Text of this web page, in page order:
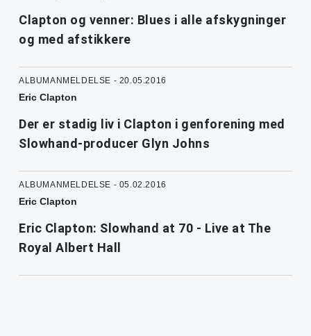
Clapton og venner: Blues i alle afskygninger
og med afstikkere
ALBUMANMELDELSE - 20.05.2016
Eric Clapton
Der er stadig liv i Clapton i genforening med
Slowhand-producer Glyn Johns
ALBUMANMELDELSE - 05.02.2016
Eric Clapton
Eric Clapton: Slowhand at 70 - Live at The
Royal Albert Hall